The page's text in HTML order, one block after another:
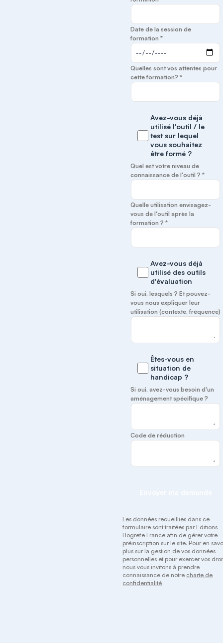
Date de la session de
formation *
Quelles sont vos attentes pour
cette formation? *
Avez-vous déjà
utilisé l'outil / le
test sur lequel
vous souhaitez
être formé ?
Quel est votre niveau de
connaissance de l'outil ? *
Quelle utilisation envisagez-
vous de l'outil après la
formation ? *
Avez-vous déjà
utilisé des outils
d'évaluation
Si oui, lesquels ? Et pouvez-
vous nous expliquer leur
utilisation (contexte, fréquence)
Êtes-vous en
situation de
handicap ?
Si oui, avez-vous besoin d'un
aménagement spécifique ?
Code de réduction
Les données recueillies dans ce
formulaire sont traitées par Editions
Hogrefe France afin de gérer votre
préinscription sur le site. Pour en
plus sur la gestion de vos données
personnelles et pour exercer vos
nous vous invitons à prendre
connaissance de notre charte de
confidentialité